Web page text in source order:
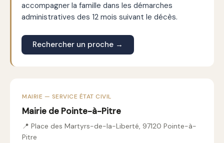
accompagner la famille dans les démarches
administratives des 12 mois suivant le décès.
Rechercher un proche →
MAIRIE — SERVICE ÉTAT CIVIL
Mairie de Pointe-à-Pitre
📍 Place des Martyrs-de-la-Liberté, 97120 Pointe-à-
Pitre